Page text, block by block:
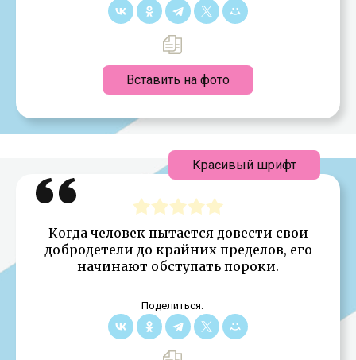
Вставить на фото
Когда человек пытается довести свои
добродетели до крайних пределов, его
начинают обступать пороки.
Поделиться:
Красивый шрифт